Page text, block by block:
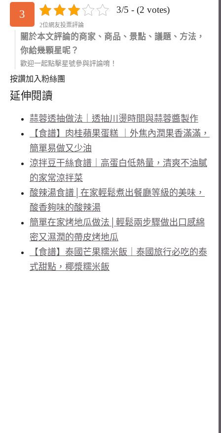
3 3/5 - (2 votes)
2位網友投票評論
關於本文評論的商家、商品、景點、議題、方法，
你給幾顆星呢？
歡迎一起點擊星號參與評論唷！
按讚加入粉絲團
延伸閱讀
蒜蓉透抽做法｜透抽川燙時間與蒜蓉醬製作
【食譜】肉桂蘋果蛋糕 ｜外焦內潤果香滿滿，
簡單易做又少油
涼拌豆干絲食譜｜高蛋白低熱量，清爽不油膩
的家常涼拌菜
酸辣湯食譜│在家輕鬆煮出餐廳等級的美味，
酸香夠味的酸辣湯
簡單在家烤地瓜做法│輕鬆兩步驟做出口感綿
密又濕潤的帶皮烤地瓜
【食譜】泰國芒果糯米飯｜泰國旅行必吃的泰
式甜點，椰漿糯米飯